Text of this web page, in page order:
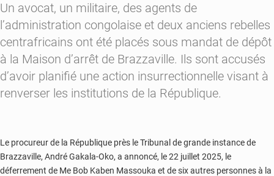
Un avocat, un militaire, des agents de
l’administration congolaise et deux anciens rebelles
centrafricains ont été placés sous mandat de dépôt
à la Maison d’arrêt de Brazzaville. Ils sont accusés
d’avoir planifié une action insurrectionnelle visant à
renverser les institutions de la République.
Le procureur de la République près le Tribunal de grande instance de
Brazzaville, André Gakala-Oko, a annoncé, le 22 juillet 2025, le
déferrement de Me Bob Kaben Massouka et de six autres personnes à la